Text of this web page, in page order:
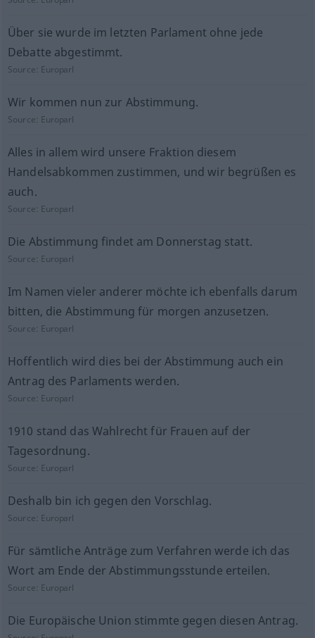
Über sie wurde im letzten Parlament ohne jede
Debatte abgestimmt.
Source: Europarl
Wir kommen nun zur Abstimmung.
Source: Europarl
Alles in allem wird unsere Fraktion diesem
Handelsabkommen zustimmen, und wir begrüßen es
auch.
Source: Europarl
Die Abstimmung findet am Donnerstag statt.
Source: Europarl
Im Namen vieler anderer möchte ich ebenfalls darum
bitten, die Abstimmung für morgen anzusetzen.
Source: Europarl
Hoffentlich wird dies bei der Abstimmung auch ein
Antrag des Parlaments werden.
Source: Europarl
1910 stand das Wahlrecht für Frauen auf der
Tagesordnung.
Source: Europarl
Deshalb bin ich gegen den Vorschlag.
Source: Europarl
Für sämtliche Anträge zum Verfahren werde ich das
Wort am Ende der Abstimmungsstunde erteilen.
Source: Europarl
Die Europäische Union stimmte gegen diesen Antrag.